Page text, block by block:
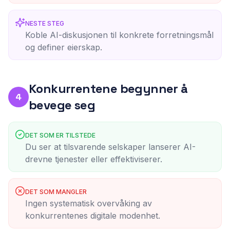
NESTE STEG
Koble AI-diskusjonen til konkrete forretningsmål
og definer eierskap.
4
Konkurrentene begynner å
bevege seg
DET SOM ER TILSTEDE
Du ser at tilsvarende selskaper lanserer AI-
drevne tjenester eller effektiviserer.
DET SOM MANGLER
Ingen systematisk overvåking av
konkurrentenes digitale modenhet.